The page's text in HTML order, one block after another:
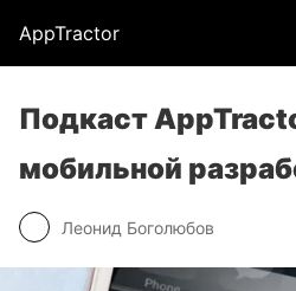
AppTractor
Подкаст
мобильной
Леонид Боголюбов